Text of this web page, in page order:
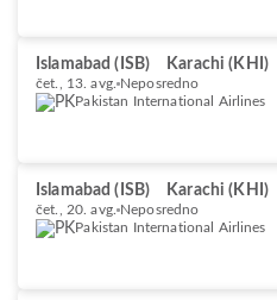
Islamabad (ISB) Karachi (KHI)
čet., 13. avg. Neposredno
Pakistan International Airlines
Islamabad (ISB) Karachi (KHI)
čet., 20. avg. Neposredno
Pakistan International Airlines